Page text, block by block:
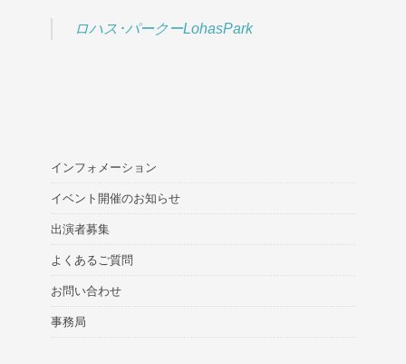
ロハス･パークーLohasPark
インフォメーション
イベント開催のお知らせ
出演者募集
よくあるご質問
お問い合わせ
事務局